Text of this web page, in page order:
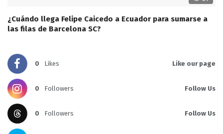
¿Cuándo llega Felipe Caicedo a Ecuador para sumarse a
las filas de Barcelona SC?
0 Likes Like our page
0 Followers Follow Us
0 Followers Follow Us